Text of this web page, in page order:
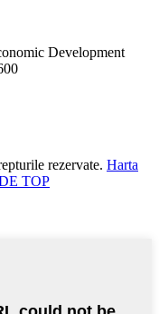
Development
rezervate. Harta
TOP